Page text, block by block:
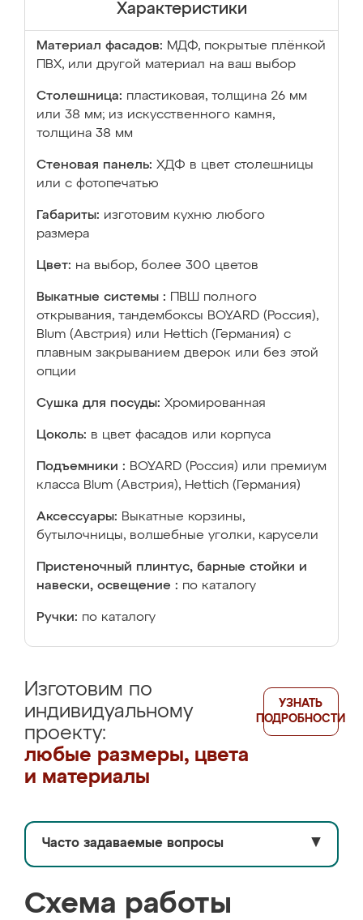
Характеристики
Материал фасадов: МДФ, покрытые плёнкой
ПВХ, или другой материал на ваш выбор
Столешница: пластиковая, толщина 26 мм
или 38 мм; из искусственного камня,
толщина 38 мм
Стеновая панель: ХДФ в цвет столешницы
или с фотопечатью
Габариты: изготовим кухню любого
размера
Цвет: на выбор, более 300 цветов
Выкатные системы :
ПВШ полного
открывания, тандембоксы BOYARD (Россия),
Blum (Австрия) или Hettich (Германия) с
плавным закрыванием дверок или без этой
опции
Сушка для посуды: Хромированная
Цоколь: в цвет фасадов или корпуса
Подъемники : BOYARD (Россия) или премиум
класса Blum (Австрия), Hettich (Германия)
Аксессуары: Выкатные корзины,
бутылочницы, волшебные уголки, карусели
Пристеночный плинтус, барные стойки и
навески, освещение : по каталогу
Ручки: по каталогу
Изготовим по
индивидуальному
проекту:
любые размеры, цвета
и материалы
УЗНАТЬ
ПОДРОБНОСТИ
Часто задаваемые вопросы ▼
Схема работы